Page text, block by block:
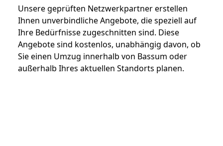
Unsere geprüften Netzwerkpartner erstellen
Ihnen unverbindliche Angebote, die speziell auf
Ihre Bedürfnisse zugeschnitten sind. Diese
Angebote sind kostenlos, unabhängig davon, ob
Sie einen Umzug innerhalb von Bassum oder
außerhalb Ihres aktuellen Standorts planen.